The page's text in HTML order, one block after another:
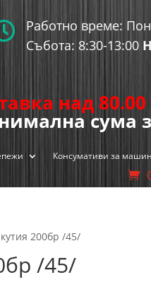
Работно време:
Събота: 8:30-13:00
над 80.00
сума
Консумативи за
200бр /45/
/45/